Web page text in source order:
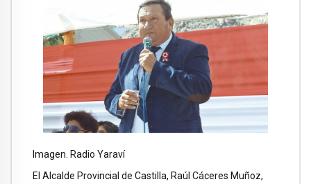
Imagen. Radio Yaraví
El Alcalde Provincial de Castilla, Raúl Cáceres Muñoz,